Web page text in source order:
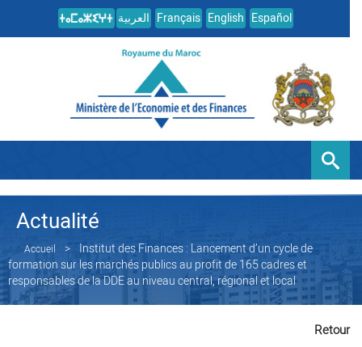
العربية Français English Español
Actualité
Accueil
Institut des Finances : Lancement d’un cycle de
formation sur les marchés publics au profit de 165 cadres et
responsables de la DDE au niveau central, régional et local
Retour